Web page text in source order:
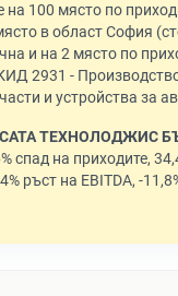
на 100 място по
в област София
и на 2 място по
2931 -
и устройства за
ТЕХНОЛОДЖИС
спад на приходите,
ръст на EBITDA, -